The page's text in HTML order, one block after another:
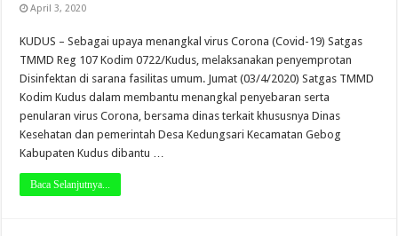
April 3, 2020
KUDUS – Sebagai upaya menangkal virus Corona (Covid-19) Satgas
TMMD Reg 107 Kodim 0722/Kudus, melaksanakan penyemprotan
Disinfektan di sarana fasilitas umum. Jumat (03/4/2020) Satgas TMMD
Kodim Kudus dalam membantu menangkal penyebaran serta
penularan virus Corona, bersama dinas terkait khususnya Dinas
Kesehatan dan pemerintah Desa Kedungsari Kecamatan Gebog
Kabupaten Kudus dibantu …
Baca Selanjutnya...